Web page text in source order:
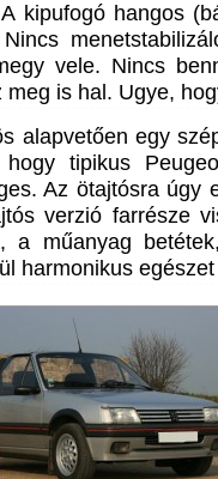
kipufogó hangos
Nincs
vele. Nincs
meg is hal. Ugye,
alapvetően egy
hogy tipikus
Az ötajtósra úgy
verzió farrésze
a műanyag
harmonikus